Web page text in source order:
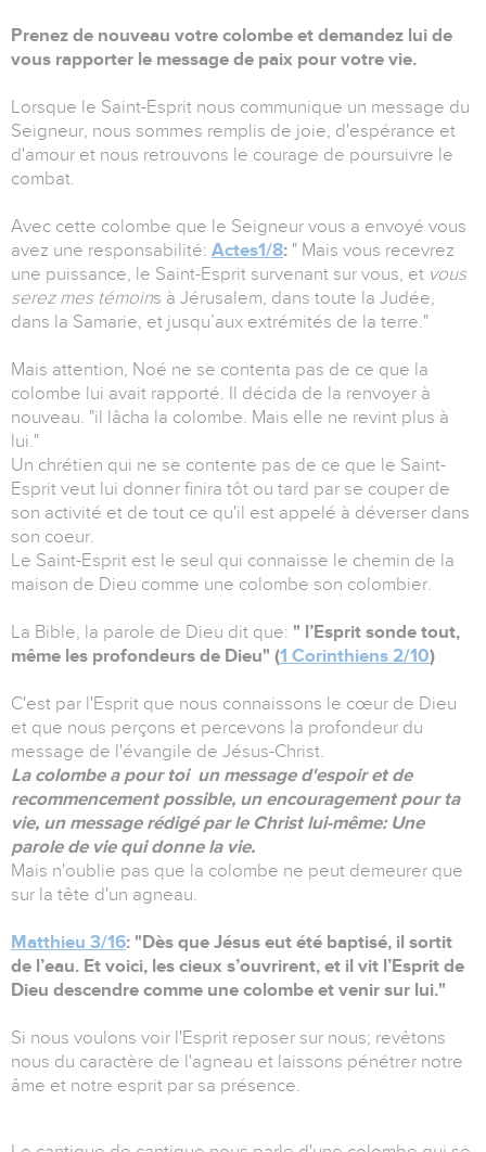
Prenez de nouveau votre colombe et demandez lui de
vous rapporter le message de paix pour votre vie.
Lorsque le Saint-Esprit nous communique un message du
Seigneur, nous sommes remplis de joie, d'espérance et
d'amour et nous retrouvons le courage de poursuivre le
combat.
Avec cette colombe que le Seigneur vous a envoyé vous
avez une responsabilité: Actes1/8: " Mais vous recevrez
une puissance, le Saint-Esprit survenant sur vous, et vous
serez mes témoins à Jérusalem, dans toute la Judée,
dans la Samarie, et jusqu’aux extrémités de la terre."
Mais attention, Noé ne se contenta pas de ce que la
colombe lui avait rapporté. Il décida de la renvoyer à
nouveau. "il lâcha la colombe. Mais elle ne revint plus à
lui."
Un chrétien qui ne se contente pas de ce que le Saint-
Esprit veut lui donner finira tôt ou tard par se couper de
son activité et de tout ce qu'il est appelé à déverser dans
son coeur.
Le Saint-Esprit est le seul qui connaisse le chemin de la
maison de Dieu comme une colombe son colombier.
La Bible, la parole de Dieu dit que: " l’Esprit sonde tout,
même les profondeurs de Dieu" (1 Corinthiens 2/10)
C'est par l'Esprit que nous connaissons le cœur de Dieu
et que nous perçons et percevons la profondeur du
message de l'évangile de Jésus-Christ.
La colombe a pour toi un message d'espoir et de
recommencement possible, un encouragement pour ta
vie, un message rédigé par le Christ lui-même: Une
parole de vie qui donne la vie.
Mais n'oublie pas que la colombe ne peut demeurer que
sur la tête d'un agneau.
Matthieu 3/16: "Dès que Jésus eut été baptisé, il sortit
de l’eau. Et voici, les cieux s’ouvrirent, et il vit l’Esprit de
Dieu descendre comme une colombe et venir sur lui."
Si nous voulons voir l'Esprit reposer sur nous; revêtons
nous du caractère de l'agneau et laissons pénétrer notre
âme et notre esprit par sa présence.